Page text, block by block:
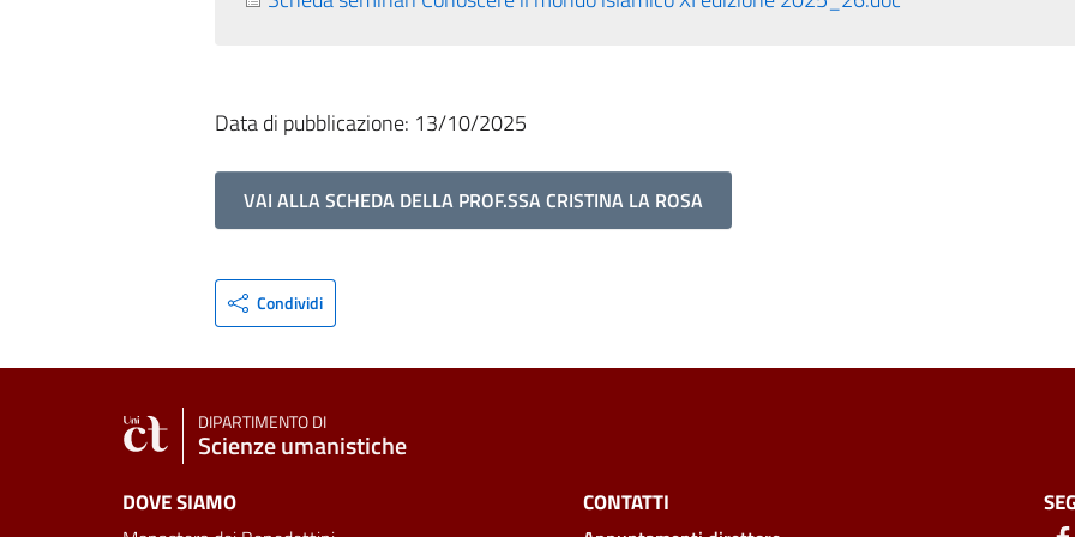
Data di pubblicazione: 13/10/2025
VAI ALLA SCHEDA DELLA PROF.SSA CRISTINA LA ROSA
Condividi
DIPARTIMENTO DI
Scienze umanistiche
DOVE SIAMO CONTATTI